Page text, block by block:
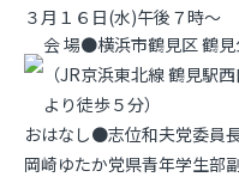
３月１６日(水)午後７時～
会 場●横浜市鶴見区鶴
（JR京浜東北線 鶴見駅
より徒歩５分）
おはなし●志位和夫党委員
岡崎ゆたか党県青年学生部